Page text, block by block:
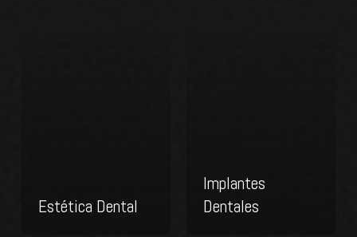
Estética Dental
Implantes
Dentales